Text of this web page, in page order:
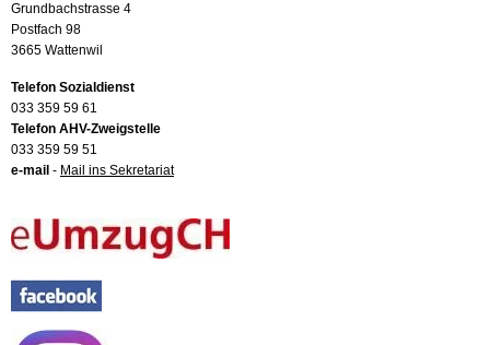
Grundbachstrasse 4
Postfach 98
3665 Wattenwil
Telefon Sozialdienst
033 359 59 61
Telefon AHV-Zweigstelle
033 359 59 51
e-mail - Mail ins Sekretariat